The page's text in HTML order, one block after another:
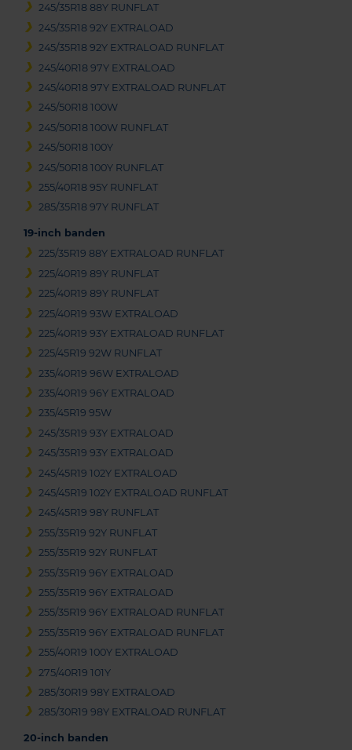
245/35R18 88Y RUNFLAT
245/35R18 92Y EXTRALOAD
245/35R18 92Y EXTRALOAD RUNFLAT
245/40R18 97Y EXTRALOAD
245/40R18 97Y EXTRALOAD RUNFLAT
245/50R18 100W
245/50R18 100W RUNFLAT
245/50R18 100Y
245/50R18 100Y RUNFLAT
255/40R18 95Y RUNFLAT
285/35R18 97Y RUNFLAT
19-inch banden
225/35R19 88Y EXTRALOAD RUNFLAT
225/40R19 89Y RUNFLAT
225/40R19 89Y RUNFLAT
225/40R19 93W EXTRALOAD
225/40R19 93Y EXTRALOAD RUNFLAT
225/45R19 92W RUNFLAT
235/40R19 96W EXTRALOAD
235/40R19 96Y EXTRALOAD
235/45R19 95W
245/35R19 93Y EXTRALOAD
245/35R19 93Y EXTRALOAD
245/45R19 102Y EXTRALOAD
245/45R19 102Y EXTRALOAD RUNFLAT
245/45R19 98Y RUNFLAT
255/35R19 92Y RUNFLAT
255/35R19 92Y RUNFLAT
255/35R19 96Y EXTRALOAD
255/35R19 96Y EXTRALOAD
255/35R19 96Y EXTRALOAD RUNFLAT
255/35R19 96Y EXTRALOAD RUNFLAT
255/40R19 100Y EXTRALOAD
275/40R19 101Y
285/30R19 98Y EXTRALOAD
285/30R19 98Y EXTRALOAD RUNFLAT
20-inch banden